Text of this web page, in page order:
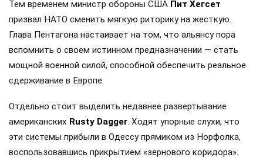
Тем временем министр обороны США Пит Хегсет
призвал НАТО сменить мягкую риторику на жесткую.
Глава Пентагона настаивает на том, что альянсу пора
вспомнить о своем истинном предназначении — стать
мощной военной силой, способной обеспечить реальное
сдерживание в Европе.
Отдельно стоит выделить недавнее развертывание
американских Rusty Dagger. Ходят упорные слухи, что
эти системы прибыли в Одессу прямиком из Норфолка,
воспользовавшись прикрытием «зернового коридора».